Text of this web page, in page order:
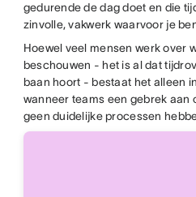
gedurende de dag doet en die
zinvolle, vakwerk waarvoor je
Hoewel veel mensen werk over
beschouwen - het is al dat
baan hoort - bestaat het alleen
wanneer teams een gebrek aan
geen duidelijke processen